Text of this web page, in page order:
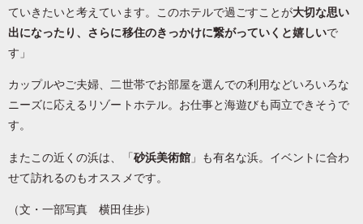
ていきたいと考えています。このホテルで過ごすことが大切な思い
出になったり、さらに移住のきっかけに繋がっていくと嬉しいで
す」
カップルやご夫婦、二世帯でお部屋を選んでの利用などいろいろな
ニーズに応えるリゾートホテル。お仕事と海遊びも両立できそうで
す。
またこの近くの浜は、「砂浜美術館」も有名な浜。イベントに合わ
せて訪れるのもオススメです。
（文・一部写真 横田佳歩）